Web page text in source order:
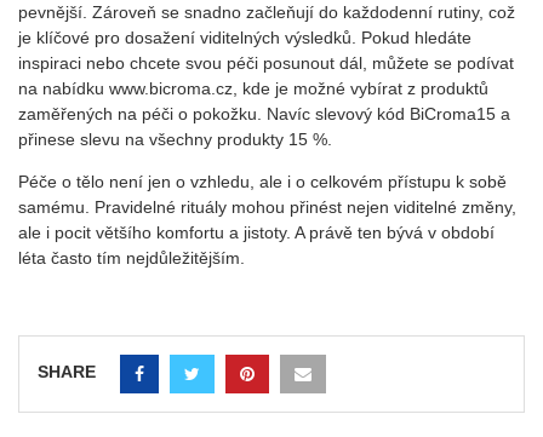
pevnější. Zároveň se snadno začleňují do každodenní rutiny, což
je klíčové pro dosažení viditelných výsledků. Pokud hledáte
inspiraci nebo chcete svou péči posunout dál, můžete se podívat
na nabídku www.bicroma.cz, kde je možné vybírat z produktů
zaměřených na péči o pokožku. Navíc slevový kód BiCroma15 a
přinese slevu na všechny produkty 15 %.
Péče o tělo není jen o vzhledu, ale i o celkovém přístupu k sobě
samému. Pravidelné rituály mohou přinést nejen viditelné změny,
ale i pocit většího komfortu a jistoty. A právě ten bývá v období
léta často tím nejdůležitějším.
SHARE